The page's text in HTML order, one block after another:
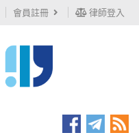
會員註冊 律師登入